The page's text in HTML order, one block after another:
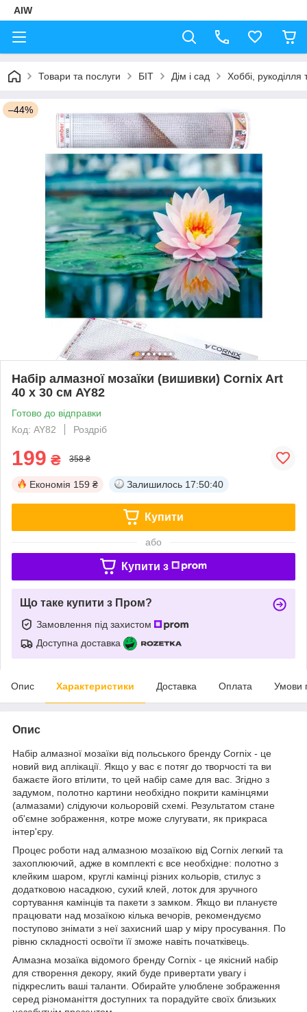
AIW
Товари та послуги БІТ Дім і сад Хоббі, рукоділля
–44%
Набір алмазної мозаїки (вишивки) Cornix Art
40 x 30 см AY82
Готово до відправки
Код: AY82
Роздріб
199 ₴ 358 ₴
Економія 159 ₴ Залишилось 17:50:39
Купити
або
Купити з
Що таке купити з Пром?
Замовлення під захистом
Доступна доставка
Опис Характеристики Доставка Оплата Умови
Опис
Набір алмазної мозаїки від польського бренду Cornix - це
новий вид аплікації. Якщо у вас є потяг до творчості та ви
бажаєте його втілити, то цей набір саме для вас. Згідно з
задумом, полотно картини необхідно покрити камінцями
(алмазами) слідуючи кольоровій схемі. Результатом стане
об'ємне зображення, котре може слугувати, як прикраса
інтер'єру.
Процес роботи над алмазною мозаїкою від Cornix легкий та
захоплюючий, адже в комплекті є все необхідне: полотно з
клейким шаром, круглі камінці різних кольорів, стилус з
додатковою насадкою, сухий клей, лоток для зручного
сортування камінців та пакети з замком. Якщо ви плануєте
працювати над мозаїкою кілька вечорів, рекомендуємо
поступово знімати з неї захисний шар у міру просування. По
рівню складності освоїти її зможе навіть початківець.
Алмазна мозаїка відомого бренду Cornix - це якісний набір
для створення декору, який буде привертати увагу і
підкреслить ваші таланти. Обирайте улюблене зображення
серед різноманіття доступних та порадуйте своїх близьких